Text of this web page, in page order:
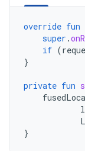
override fun
super .
if (
}
private fun
}